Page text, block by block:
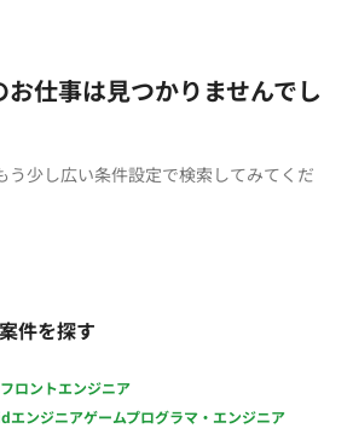
仕事は見つかりませんでし
う少し広い条件設定で検索してみてくだ
件を探す
フロントエンジニア
エンジニアゲームプログラマ・エンジニア